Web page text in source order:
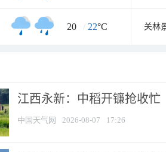
20 / 22°C 关林
江西永新：中稻开镰抢收忙
中国天气网 2026-08-07 17:26